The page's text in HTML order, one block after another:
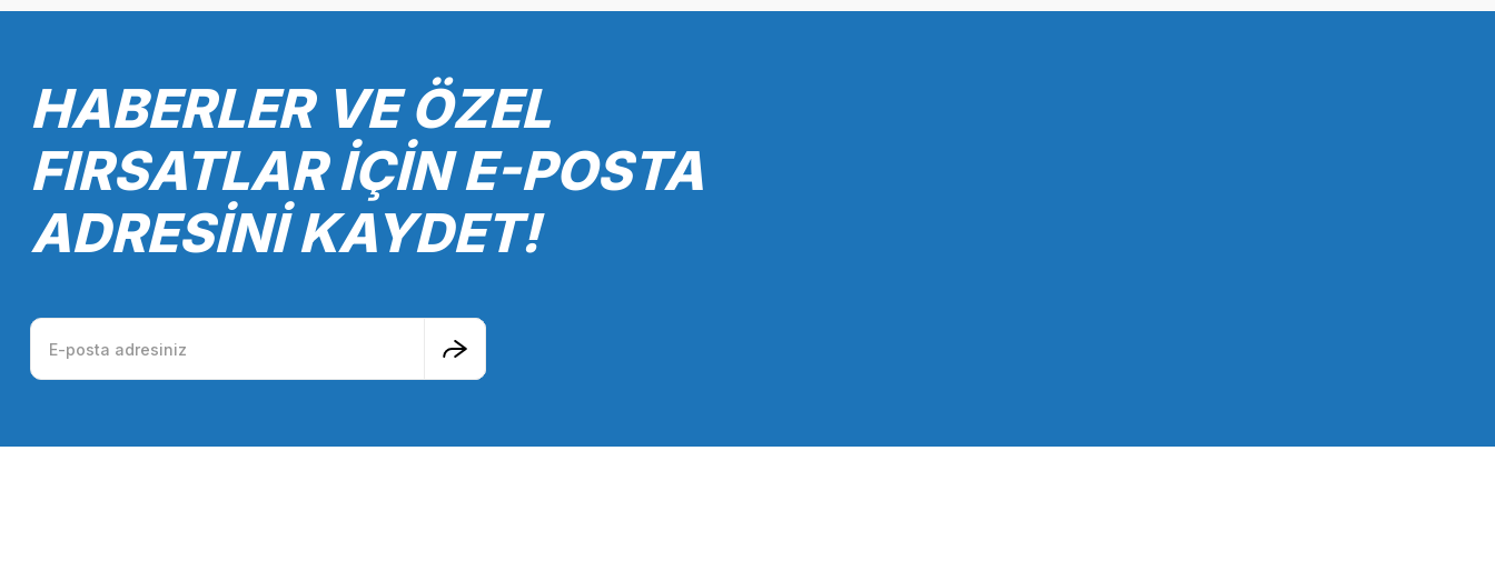
Ürün resmi kalitesiz, bozuk veya görüntülenemiyor.
Ürün fiyatı diğer sitelerden daha pahalı.
HABERLER VE ÖZEL
FIRSATLAR İÇİN E-POSTA
ADRESİNİ KAYDET!